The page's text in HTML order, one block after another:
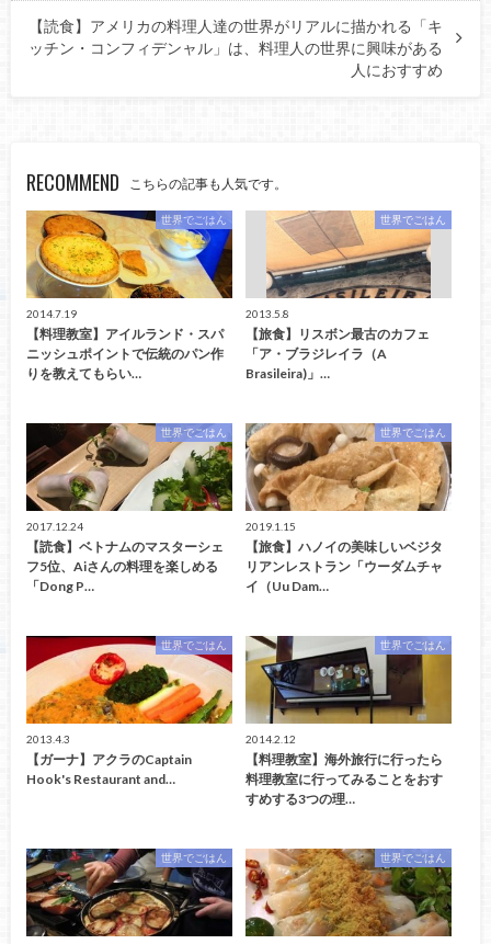
【読食】アメリカの料理人達の世界がリアルに描かれる「キ
ッチン・コンフィデンャル」は、料理人の世界に興味がある
人におすすめ
RECOMMEND こちらの記事も人気です。
世界でごはん
2014.7.19
【料理教室】アイルランド・スパ
ニッシュポイントで伝統のパン作
りを教えてもらい…
世界でごはん
2013.5.8
【旅食】リスボン最古のカフェ
「ア・ブラジレイラ（A
Brasileira)」…
世界でごはん
2017.12.24
【読食】ベトナムのマスターシェ
フ5位、Aiさんの料理を楽しめる
「Dong P…
世界でごはん
2019.1.15
【旅食】ハノイの美味しいベジタ
リアンレストラン「ウーダムチャ
イ（Uu Dam…
世界でごはん
2013.4.3
【ガーナ】アクラのCaptain
Hook's Restaurant and…
世界でごはん
2014.2.12
【料理教室】海外旅行に行ったら
料理教室に行ってみることをおす
すめする3つの理…
世界でごはん 世界でごはん